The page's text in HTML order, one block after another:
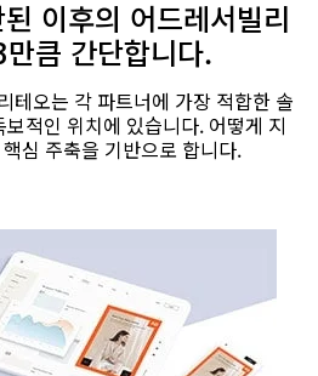
이후의 어드레서빌리
큼 간단합니다.
테오는 각 파트너에 가장 적합한 솔
적인 위치에 있습니다. 어떻게 지
심 주축을 기반으로 합니다.